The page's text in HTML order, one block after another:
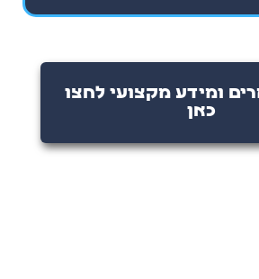
ומידע מקצועי לחצו
כאן